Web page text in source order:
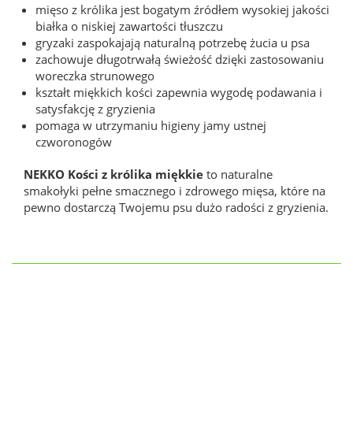
mięso z królika jest bogatym źródłem wysokiej jakości
białka o niskiej zawartości tłuszczu
gryzaki zaspokajają naturalną potrzebę żucia u psa
zachowuje długotrwałą świeżość dzięki zastosowaniu
woreczka strunowego
kształt miękkich kości zapewnia wygodę podawania i
satysfakcję z gryzienia
pomaga w utrzymaniu higieny jamy ustnej
czworonogów
NEKKO Kości z królika miękkie to naturalne
smakołyki pełne smacznego i zdrowego mięsa, które na
pewno dostarczą Twojemu psu dużo radości z gryzienia.